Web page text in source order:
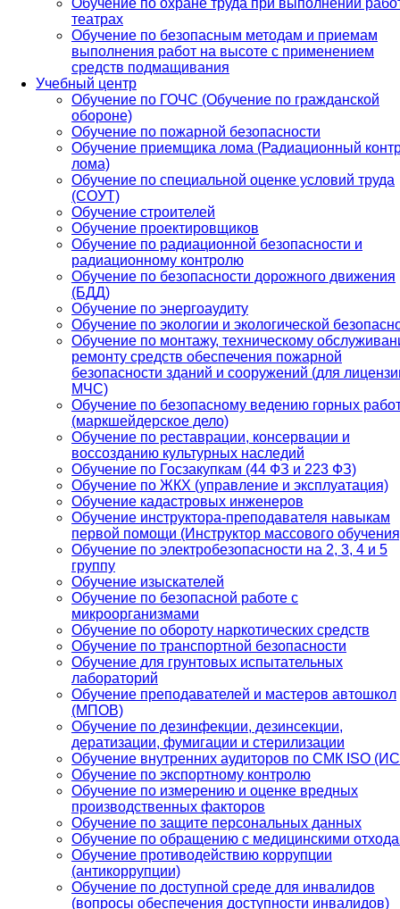
театрах
Обучение по безопасным методам и приемам
выполнения работ на высоте с применением
средств подмащивания
Учебный центр
Обучение по ГОЧС (Обучение по гражданской
обороне)
Обучение по пожарной безопасности
Обучение приемщика лома (Радиационный
лома)
Обучение по специальной оценке условий труда
(СОУТ)
Обучение строителей
Обучение проектировщиков
Обучение по радиационной безопасности и
радиационному контролю
Обучение по безопасности дорожного движения
(БДД)
Обучение по энергоаудиту
Обучение по экологии и экологической
Обучение по монтажу, техническому
ремонту средств обеспечения пожарной
безопасности зданий и сооружений (для
МЧС)
Обучение по безопасному ведению горных
(маркшейдерское дело)
Обучение по реставрации, консервации и
воссозданию культурных наследий
Обучение по Госзакупкам (44 ФЗ и 223 ФЗ)
Обучение по ЖКХ (управление и эксплуатация)
Обучение кадастровых инженеров
Обучение инструктора-преподавателя навыкам
первой помощи (Инструктор массового
Обучение по электробезопасности на 2, 3, 4 и 5
группу
Обучение изыскателей
Обучение по безопасной работе с
микроорганизмами
Обучение по обороту наркотических средств
Обучение по транспортной безопасности
Обучение для грунтовых испытательных
лабораторий
Обучение преподавателей и мастеров автошкол
(МПОВ)
Обучение по дезинфекции, дезинсекции,
дератизации, фумигации и стерилизации
Обучение внутренних аудиторов по СМК ISO
Обучение по экспортному контролю
Обучение по измерению и оценке вредных
производственных факторов
Обучение по защите персональных данных
Обучение по обращению с медицинскими
Обучение противодействию коррупции
(антикоррупции)
Обучение по доступной среде для инвалидов
(вопросы обеспечения доступности инвалидов)